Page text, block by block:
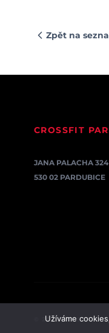
Zpět na
CROSSFIT
JANA PALACHA 324
530 02 PARDUBICE
© 2026 CROSSFIT
Užíváme